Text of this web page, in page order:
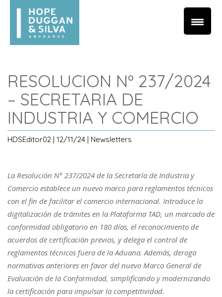
RESOLUCION Nº 237/2024
– SECRETARIA DE
INDUSTRIA Y COMERCIO
HDSEditor02 | 12/11/24 | Newsletters
La Resolución N° 237/2024 de la Secretaría de Industria y
Comercio establece un nuevo marco para reglamentos técnicos
con el fin de facilitar el comercio internacional. Introduce la
digitalización de trámites en la Plataforma TAD, un marcado de
conformidad obligatorio en 180 días, el reconocimiento de
acuerdos de certificación previos, y delega el control de
reglamentos técnicos fuera de la Aduana. Además, deroga
normativas anteriores en favor del nuevo Marco General de
Evaluación de la Conformidad, simplificando y modernizando
la certificación para impulsar la competitividad.